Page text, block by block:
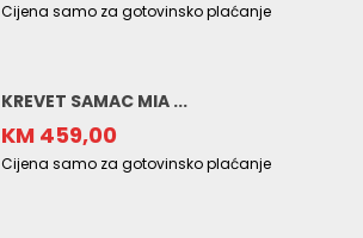
Cijena samo za gotovinsko plaćanje
KREVET SAMAC MIA ...
KM 459,00
Cijena samo za gotovinsko plaćanje